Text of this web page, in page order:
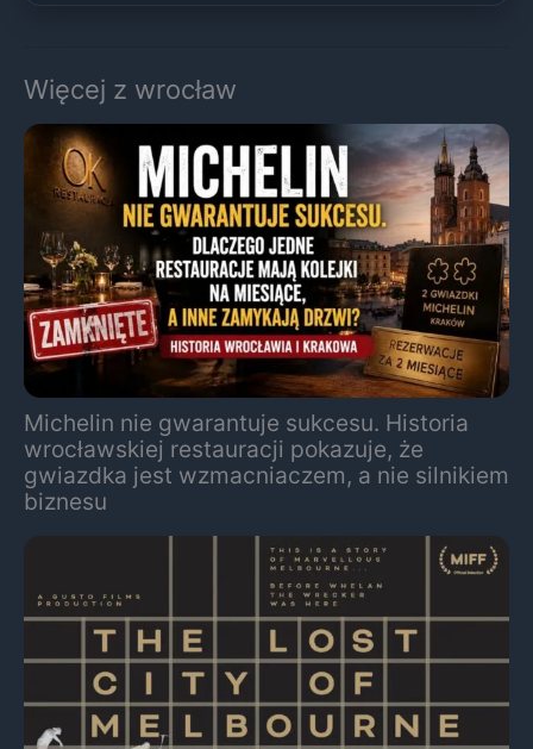
Więcej z wrocław
Michelin nie gwarantuje sukcesu. Historia
wrocławskiej restauracji pokazuje, że
gwiazdka jest wzmacniaczem, a nie silnikiem
biznesu